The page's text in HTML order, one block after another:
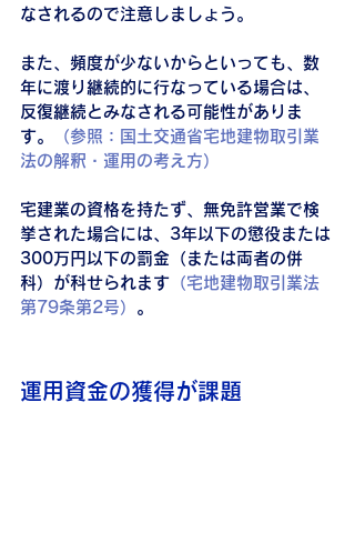
なされるので注意しましょう。
また、頻度が少ないからといっても、数
年に渡り継続的に行なっている場合は、
反復継続とみなされる可能性がありま
す。
（参照：国土交通省宅地建物取引業
法の解釈・運用の考え方）
宅建業の資格を持たず、無免許営業で検
挙された場合には、3年以下の懲役または
300万円以下の罰金（または両者の併
科）が科せられます （宅地建物取引業法
第79条第2号） 。
運用資金の獲得が課題